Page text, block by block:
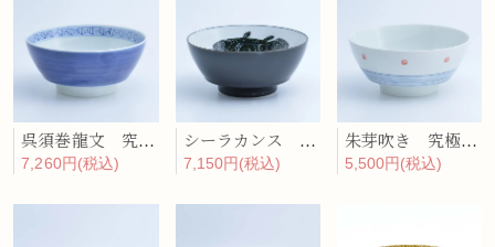
呉須巻龍文 究極のラーメン鉢
7,260円(税込)
シーラカンス 究極のラーメン鉢
7,150円(税込)
朱芽吹き 究極のラーメン鉢
5,500円(税込)